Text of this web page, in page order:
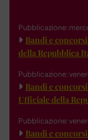
Pubblicazione:
Bandi e
della Repubblica
Pubblicazione:
Bandi e
Ufficiale della
Pubblicazione:
Bandi e